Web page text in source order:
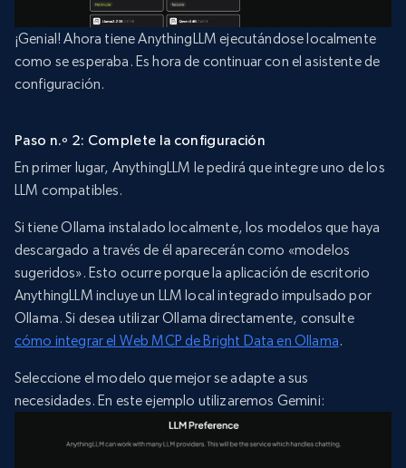
¡Genial! Ahora tiene AnythingLLM ejecutándose localmente
como se esperaba. Es hora de continuar con el asistente de
configuración.
Paso n.º 2: Complete la configuración
En primer lugar, AnythingLLM le pedirá que integre uno de los
LLM compatibles.
Si tiene Ollama instalado localmente, los modelos que haya
descargado a través de él aparecerán como «modelos
sugeridos». Esto ocurre porque la aplicación de escritorio
AnythingLLM incluye un LLM local integrado impulsado por
Ollama. Si desea utilizar Ollama directamente, consulte
cómo integrar el Web MCP de Bright Data en Ollama.
Seleccione el modelo que mejor se adapte a sus
necesidades. En este ejemplo utilizaremos Gemini: